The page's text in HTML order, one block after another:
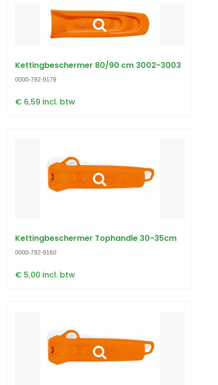
Kettingbeschermer 80/90 cm 3002-3003
0000-792-9179
€ 6,59 incl. btw
Kettingbeschermer Tophandle 30-35cm
0000-792-9160
€ 5,00 incl. btw